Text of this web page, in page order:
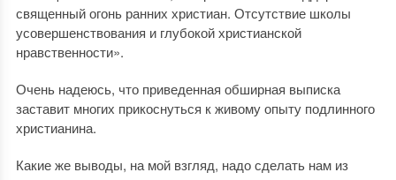
священный огонь ранних христиан. Отсутствие школы
усовершенствования и глубокой христианской
нравственности».
Очень надеюсь, что приведенная обширная выписка
заставит многих прикоснуться к живому опыту подлинного
христианина.
Какие же выводы, на мой взгляд, надо сделать нам из